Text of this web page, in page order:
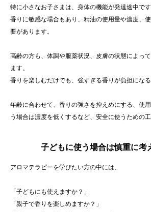
特に小さなお子さまは、身体の機能が発達途中です
香りに敏感な場合もあり、精油の使用量や濃度、
要があります。
高齢の方も、体調や服薬状況、皮膚の状態によっ
ます。
香りを楽しむだけでも、強すぎる香りが負担になる
年齢に合わせて、香りの強さを控えめにする、使
う場合は濃度を低くするなど、安全に使うための工
子どもに使う場合は慎重に考
アロマテラピーを学びたい方の中には、
「子どもにも使えますか？」
「親子で香りを楽しめますか？」